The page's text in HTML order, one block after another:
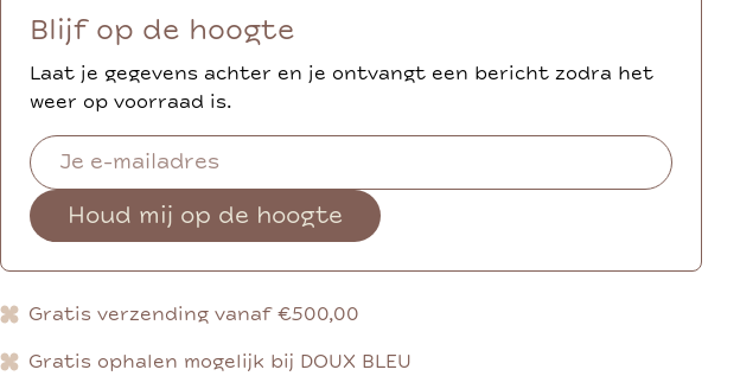
Blijf op de hoogte
Laat je gegevens achter en je ontvangt een bericht zodra het
weer op voorraad is.
Houd mij op de hoogte
Gratis verzending vanaf €500,00
Gratis ophalen mogelijk bij DOUX BLEU